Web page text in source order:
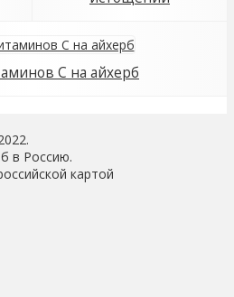
С на айхерб
в Россию.
картой